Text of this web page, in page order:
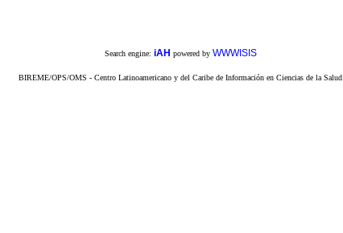
Search engine: iAH powered by WWWISIS
BIREME/OPS/OMS - Centro Latinoamericano y del Caribe de Información en Ciencias de la Salud